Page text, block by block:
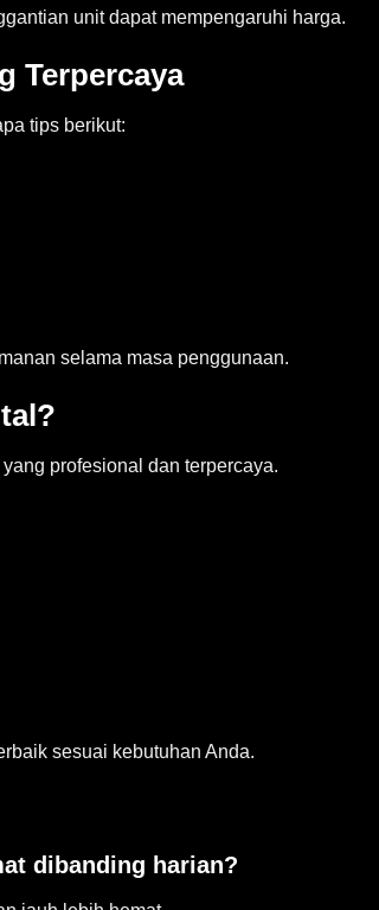
unit dapat mempengaruhi harga.
Terpercaya
tips berikut:
selama masa penggunaan.
yang profesional dan terpercaya.
sesuai kebutuhan Anda.
dibanding harian?